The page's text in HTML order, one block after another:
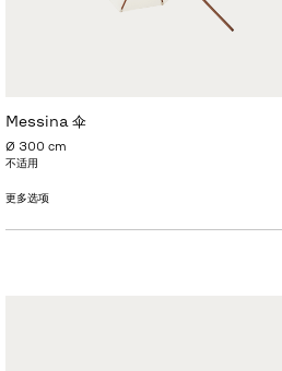
Messina 伞
Ø 300 cm
不适用
更多选项